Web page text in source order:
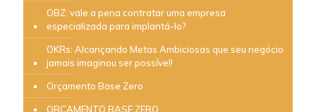
OBZ: vale a pena contratar uma empresa
especializada para implantá-lo?
OKRs: Alcançando Metas Ambiciosas que seu negócio
jamais imaginou ser possível!
Orçamento Base Zero
ORÇAMENTO BASE ZERO